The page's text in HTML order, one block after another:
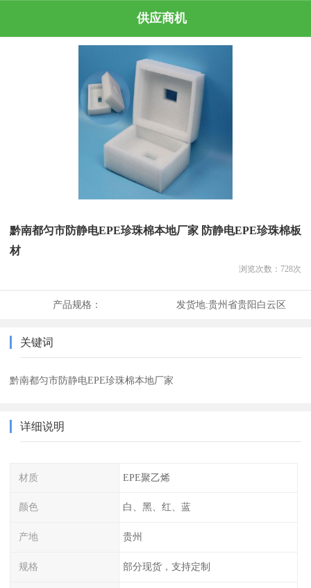
供应商机
黔南都匀市防静电EPE珍珠棉本地厂家 防静电EPE珍珠棉板
材
浏览次数： 728次
产品规格： 发货地:贵州省贵阳白云区
关键词
黔南都匀市防静电EPE珍珠棉本地厂家
详细说明
材质 EPE聚乙烯
颜色 白、黑、红、蓝
产地 贵州
规格 部分现货，支持定制